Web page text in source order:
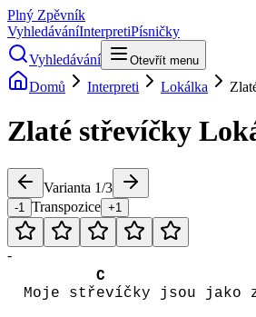
Plný Zpěvník
VyhledáváníInterpretiPísničky
Vyhledávání
Otevřít menu
Domů Interpreti Lokálka
Zlaté střevíčky
Varianta 1/3
-1 Transpozice +1
-
Moje stř
C
evíčky jsou jako